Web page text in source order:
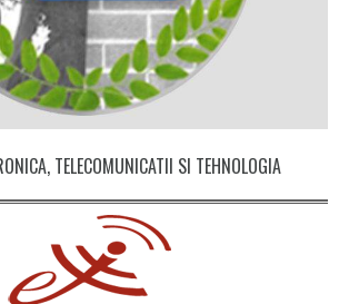
TELECOMUNICATII SI TEHNOLOGIA